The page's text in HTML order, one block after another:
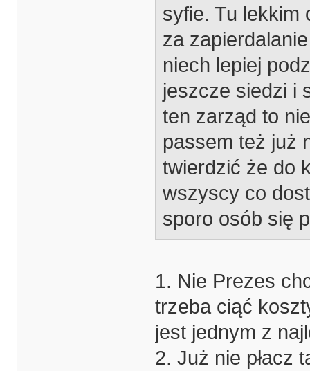
syfie. Tu lekkim
za
niech lepiej
jeszcze siedzi i
ten zarząd to
passem też już
twierdzić że do
wszyscy co
sporo osób się
1. Nie Prezes
trzeba ciąć
jest jednym z
2. Już nie płacz